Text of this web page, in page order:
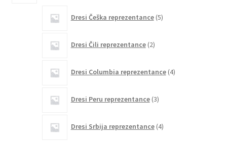
Dresi Češka reprezentance 5izdelkov
Dresi Čili reprezentance 2izdelka
Dresi Columbia reprezentance 4izdelki
Dresi Peru reprezentance 3izdelki
Dresi Srbija reprezentance 4izdelki